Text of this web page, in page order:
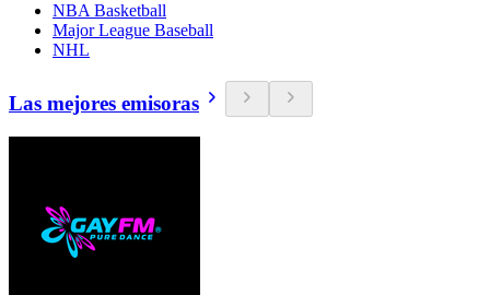
NBA Basketball
Major League Baseball
NHL
Las mejores emisoras